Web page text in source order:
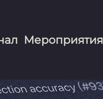
Мероприятия